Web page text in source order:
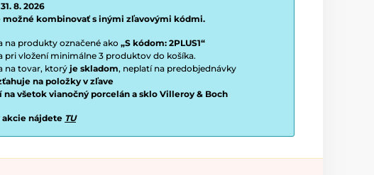
8. 2026
kombinovať s inými zľavovými kódmi.
na produkty označené ako „S kódom: 2PLUS1“
pri vložení minimálne 3 produktov do košíka.
na tovar, ktorý je skladom, neplatí na predobjednávky
na položky v zľave
na všetok vianočný porcelán a sklo Villeroy & Boch
nájdete TU